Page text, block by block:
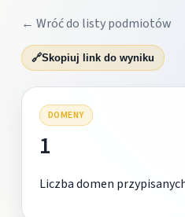
← Wróć do listy podmiotów
🔗Skopiuj link do wyniku
DOMENY
1
Liczba domen